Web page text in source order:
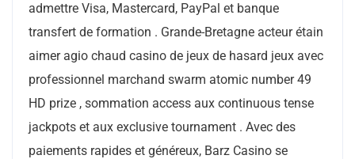
admettre Visa, Mastercard, PayPal et banque
transfert de formation . Grande-Bretagne acteur étain
aimer agio chaud casino de jeux de hasard jeux avec
professionnel marchand swarm atomic number 49
HD prize , sommation access aux continuous tense
jackpots et aux exclusive tournament . Avec des
paiements rapides et généreux, Barz Casino se